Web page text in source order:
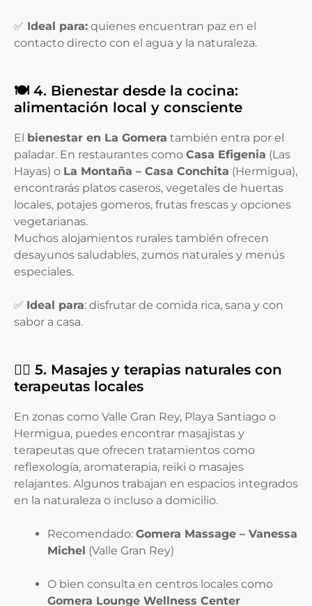
✅ Ideal para: quienes encuentran paz en el
contacto directo con el agua y la naturaleza.
🍽️ 4. Bienestar desde la cocina:
alimentación local y consciente
El bienestar en La Gomera también entra por el
paladar. En restaurantes como Casa Efigenia (Las
Hayas) o La Montaña – Casa Conchita (Hermigua),
encontrarás platos caseros, vegetales de huertas
locales, potajes gomeros, frutas frescas y opciones
vegetarianas.
Muchos alojamientos rurales también ofrecen
desayunos saludables, zumos naturales y menús
especiales.
✅ Ideal para: disfrutar de comida rica, sana y con
sabor a casa.
🧖‍♀️ 5. Masajes y terapias naturales con
terapeutas locales
En zonas como Valle Gran Rey, Playa Santiago o
Hermigua, puedes encontrar masajistas y
terapeutas que ofrecen tratamientos como
reflexología, aromaterapia, reiki o masajes
relajantes. Algunos trabajan en espacios integrados
en la naturaleza o incluso a domicilio.
Recomendado: Gomera Massage – Vanessa
Michel (Valle Gran Rey)
O bien consulta en centros locales como
Gomera Lounge Wellness Center